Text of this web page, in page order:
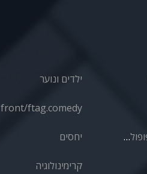
אמנות ותרבות פופולרית
ילדים ונוער
front/ftag.comedy
יחסים
קרימינולוגיה